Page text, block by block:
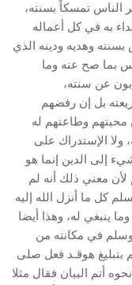
الناس تمسكاً بسنته،
به في كل أعماله
وهديه ودينه الذي
بما صح عنه وما
عن سنته،
بل إن رفضهم
محبتهم وطاعتهم له
ولا الإستدراك على
إلى الدين إنما هو
معني ذلك أنه لم
كل ما أنزل الله إليه
ينبغي له، وهذا أيضا
في مكانته من
بتبليغ هوقـد فعل صلى
أتم البيان فقال مثلا